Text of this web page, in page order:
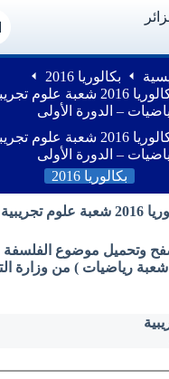
بكالوريا 2016
موضوع الفلسفة بكالوريا 2016
– الدورة الأولى
موضوع الفلسفة بكالوريا 2016
– الدورة الأولى
بكالوريا 2016
رياضيات
رياضيات ) من وزارة